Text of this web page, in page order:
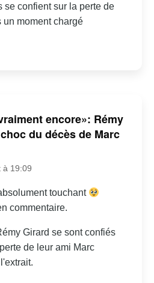
se confient sur la perte de
un moment chargé
encore»: Rémy
du décès de Marc
à 19:09
touchant
commentaire.
Girard se sont confiés
de leur ami Marc